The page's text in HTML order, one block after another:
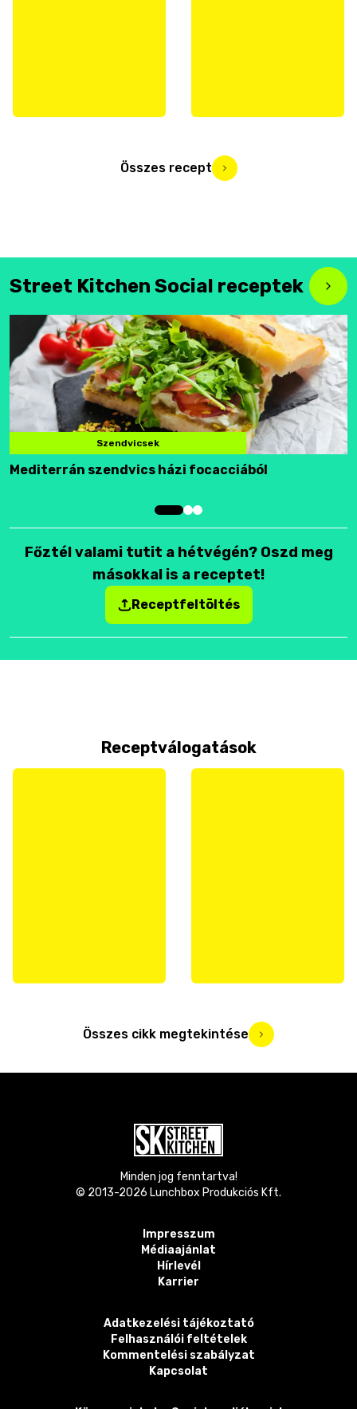
Összes recept
Street Kitchen Social receptek
Szendvicsek
Mediterrán szendvics házi focacciából
Főztél valami tutit a hétvégén? Oszd meg
másokkal is a receptet!
Receptfeltöltés
Receptválogatások
Összes cikk megtekintése
Minden jog fenntartva!
© 2013-2026 Lunchbox Produkciós Kft.
Impresszum
Médiaajánlat
Hírlevél
Karrier
Adatkezelési tájékoztató
Felhasználói feltételek
Kommentelési szabályzat
Kapcsolat